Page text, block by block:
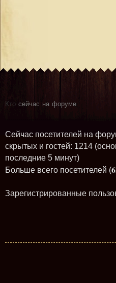
Кто сейчас на форуме
Сейчас посетителей на
скрытых и гостей: 1214
последние 5 минут)
Больше всего посетителей (
Зарегистрированные